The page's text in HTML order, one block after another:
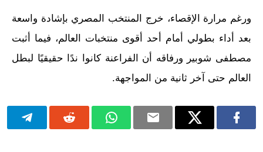
ورغم مرارة الإقصاء، خرج المنتخب المصري بإشادة واسعة
بعد أداء بطولي أمام أحد أقوى منتخبات العالم، فيما أثبت
مصطفى شوبير ورفاقه أن الفراعنة كانوا ندًا حقيقيًا لبطل
العالم حتى آخر ثانية من المواجهة.